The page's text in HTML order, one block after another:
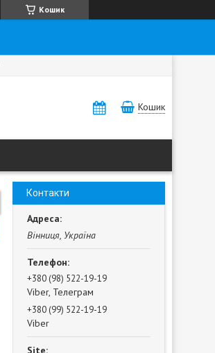
Кошик
Кошик
Контакти
Вінниця, Україна
+380 (98) 522-19-19
Viber, Телеграм
+380 (99) 522-19-19
Viber